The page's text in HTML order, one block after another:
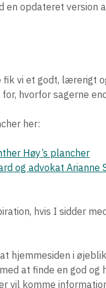
opdateret version
fik vi et godt, lærerigt
hvorfor sagerne
her:
Høy’s plancher
og advokat
hvis I sidder
hjemmesiden i
at finde en god
vil komme